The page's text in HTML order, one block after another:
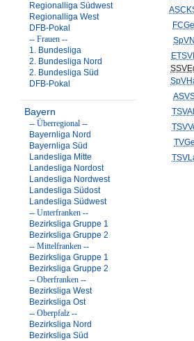
Regionalliga Südwest
Regionalliga West
DFB-Pokal
-- Frauen --
1. Bundesliga
2. Bundesliga Nord
2. Bundesliga Süd
DFB-Pokal
Bayern
-- Überregional --
Bayernliga Nord
Bayernliga Süd
Landesliga Mitte
Landesliga Nordost
Landesliga Nordwest
Landesliga Südost
Landesliga Südwest
-- Unterfranken --
Bezirksliga Gruppe 1
Bezirksliga Gruppe 2
-- Mittelfranken --
Bezirksliga Gruppe 1
Bezirksliga Gruppe 2
-- Oberfranken --
Bezirksliga West
Bezirksliga Ost
-- Oberpfalz --
Bezirksliga Nord
Bezirksliga Süd